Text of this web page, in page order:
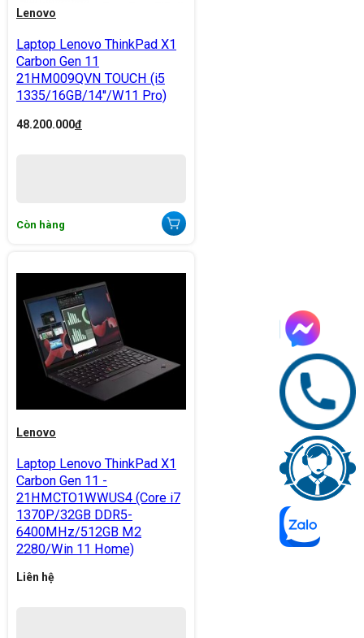
Lenovo
Laptop Lenovo ThinkPad X1
Carbon Gen 11
21HM009QVN TOUCH (i5
1335/16GB/14''/W11 Pro)
48.200.000đ
Còn hàng
Lenovo
Laptop Lenovo ThinkPad X1
Carbon Gen 11 -
21HMCTO1WWUS4 (Core i7
1370P/32GB DDR5-
6400MHz/512GB M2
2280/Win 11 Home)
Liên hệ